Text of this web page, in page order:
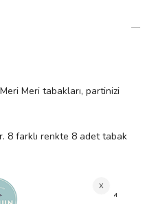
Meri tabakları, partinizi
8 farklı renkte 8 adet tabak
partinizi benzersiz
sağlamak için FSC™